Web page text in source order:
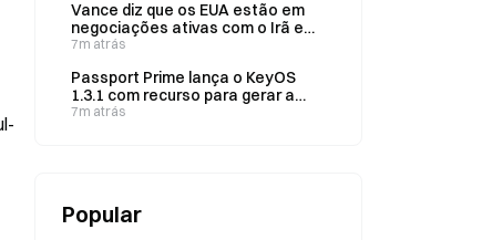
Vance diz que os EUA estão em
negociações ativas com o Irã em
várias frentes
7m atrás
Passport Prime lança o KeyOS
1.3.1 com recurso para gerar a
última palavra da frase-semente
7m atrás
Popular